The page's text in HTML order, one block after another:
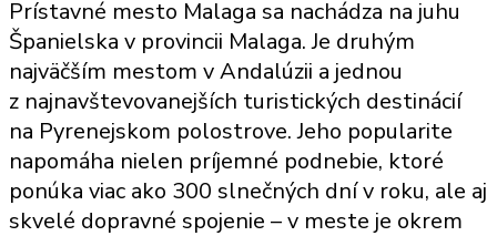
Ako
stráviť
jeden
deň
(alebo
tri)
v Malage
Prístavné mesto Malaga sa nachádza na juhu
Španielska v provincii Malaga. Je druhým
najväčším mestom v Andalúzii a jednou
z najnavštevovanejších turistických destinácií
na Pyrenejskom polostrove. Jeho popularite
napomáha nielen príjemné podnebie, ktoré
ponúka viac ako 300 slnečných dní v roku, ale aj
skvelé dopravné spojenie – v meste je okrem